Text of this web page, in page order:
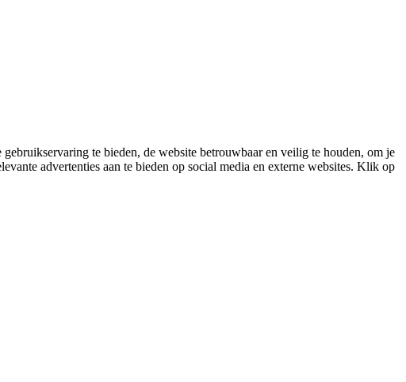
te bieden, de website betrouwbaar en veilig te houden, om je
advertenties aan te bieden op social media en externe websites. Klik op